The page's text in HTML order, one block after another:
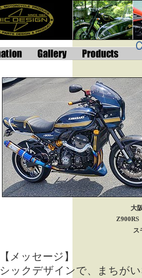
大
ス
【メッセージ】
シックデザインで、まちが